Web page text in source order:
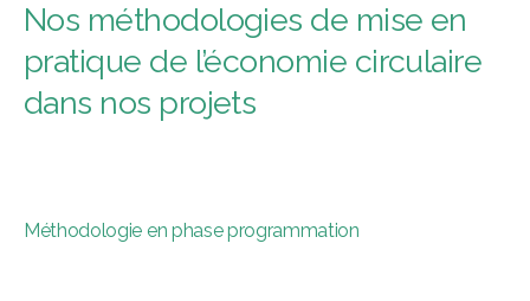
Nos méthodologies de mise en
pratique de l’économie circulaire
dans nos projets
Méthodologie en phase programmation